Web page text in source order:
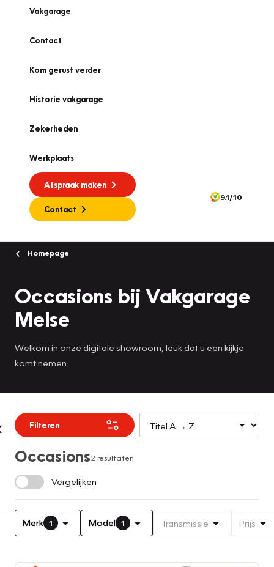
Vakgarage
Contact
Kom gerust verder
Historie vakgarage
Zekerheden
Werkplaats
Afspraak maken
Contact
9.1/10
Homepage
Occasions bij Vakgarage
Melse
Welkom in onze digitale showroom, leuk dat u een kijkje
komt nemen.
Filteren
Occasions2 resultaten
Vergelijken
Merk 1 Model 1 Transmissie Prijs